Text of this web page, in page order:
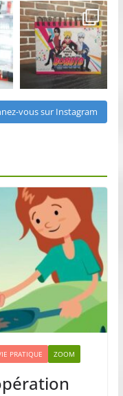
vous sur Instagram
PRATIQUE ZOOM